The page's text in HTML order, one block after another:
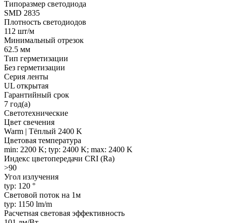
Типоразмер светодиода
SMD 2835
Плотность светодиодов
112 шт/м
Минимальный отрезок
62.5 мм
Тип герметизации
Без герметизации
Серия ленты
UL открытая
Гарантийный срок
7 год(а)
Светотехнические
Цвет свечения
Warm | Тёплый 2400 K
Цветовая температура
min: 2200 K; typ: 2400 K; max: 2400 K
Индекс цветопередачи CRI (Ra)
>90
Угол излучения
typ: 120 °
Световой поток на 1м
typ: 1150 lm/m
Расчетная световая эффективность